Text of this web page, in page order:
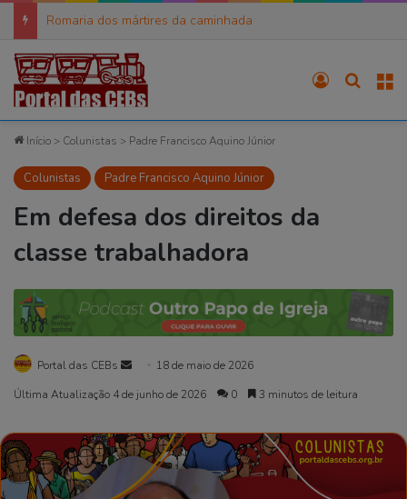
Romaria dos mártires da caminhada
Entrar
Início > Colunistas > Padre Francisco Aquino Júnior
Colunistas Padre Francisco Aquino Júnior
Em defesa dos direitos da
classe trabalhadora
Portal das CEBs
Mande
mail
18 de maio de 2026
Última Atualização 4 de junho de 2026
0 3 minutos de leitura